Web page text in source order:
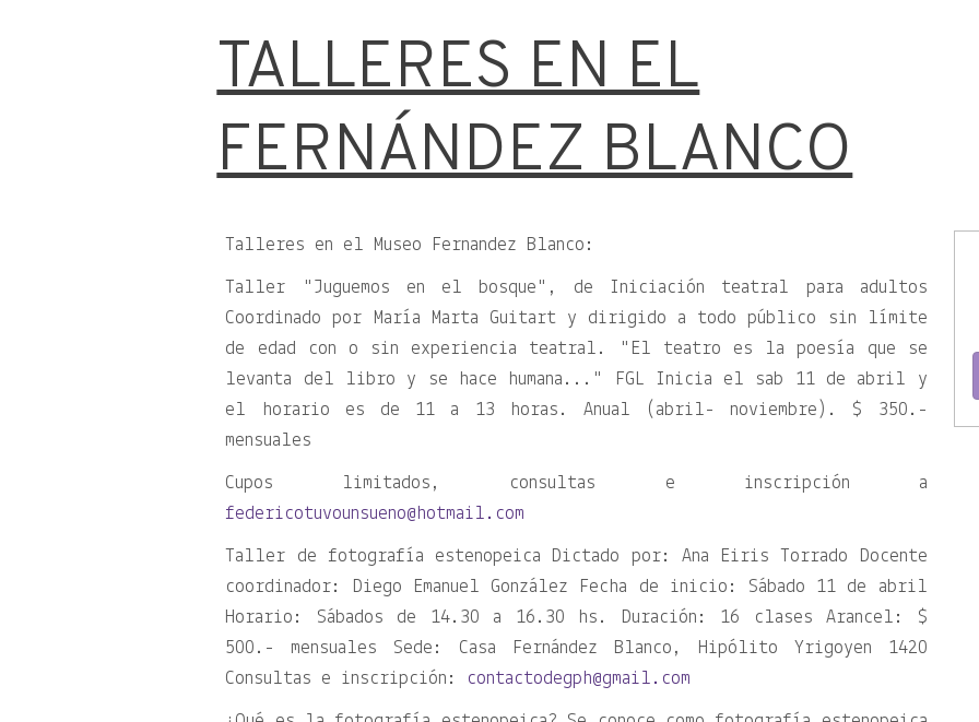
TALLERES EN EL
FERNÁNDEZ BLANCO
Talleres en el Museo Fernandez Blanco:
Taller Juguemos en el bosque
, de Iniciación teatral para adultos
Coordinado por María Marta Guitart y dirigido a todo público sin límite
de edad con o sin experiencia teatral.
El teatro es la poesía que se
levanta del libro y se hace humana...
FGL Inicia el sab 11 de abril y
el horario es de 11 a 13 horas. Anual (abril- noviembre). $ 350.-
mensuales
Cupos limitados, consultas e inscripción a
federicotuvounsueno@hotmail.com
Taller de fotografía estenopeica Dictado por: Ana Eiris Torrado Docente
coordinador: Diego Emanuel González Fecha de inicio: Sábado 11 de abril
Horario: Sábados de 14.30 a 16.30 hs. Duración: 16 clases Arancel: $
500.- mensuales Sede: Casa Fernández Blanco, Hipólito Yrigoyen 1420
Consultas e inscripción: contactodegph@gmail.com